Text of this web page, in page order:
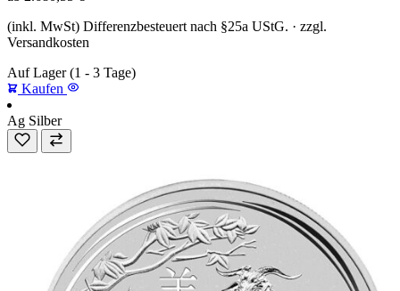
(inkl. MwSt) Differenzbesteuert nach §25a UStG. · zzgl.
Versandkosten
Auf Lager (1 - 3 Tage)
Kaufen
Ag Silber